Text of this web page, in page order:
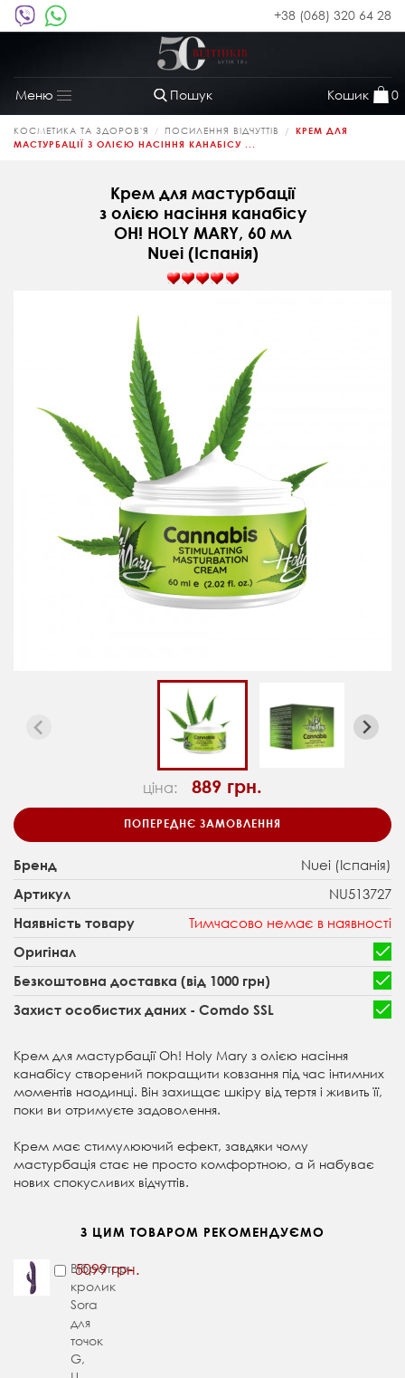
+38 (068) 320 64 28
Пошук Кошик 0
Меню
Toggle
navigation
КОСМЕТИКА ТА ЗДОРОВ'Я ПОСИЛЕННЯ ВІДЧУТТІВ
КРЕМ ДЛЯ
МАСТУРБАЦІЇ З ОЛІЄЮ НАСІННЯ КАНАБІСУ ...
Крем для мастурбації
з олією насіння канабісу
OH! HOLY MARY, 60 мл
Nuei (Іспанія)
ціна: 889 грн.
ПОПЕРЕДНЄ ЗАМОВЛЕННЯ
Бренд Nuei (Іспанія)
Артикул NU513727
Наявність товару Тимчасово немає в наявності
Оригінал
Безкоштовна доставка (від 1000 грн)
Захист особистих даних - Comdo SSL
Крем для мастурбації Oh! Holy Mary з олією насіння
канабісу створений покращити ковзання під час інтимних
моментів наодинці. Він захищає шкіру від тертя і живить її,
поки ви отримуєте задоволення.
Крем має стимулюючий ефект, завдяки чому
мастурбація стає не просто комфортною, а й набуває
нових спокусливих відчуттів.
З ЦИМ ТОВАРОМ РЕКОМЕНДУЄМО
Вібратор-
кролик
Sora
для
точок
G,
5099 грн.